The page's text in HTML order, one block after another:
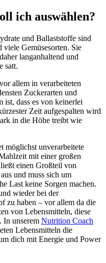
ich auswählen?
und Ballaststoffe sind
Gemüsesorten. Sie
langanhaltend und
satt.
allem in verarbeiteten
Zuckerarten und
ist, dass es von keinerlei
Zeit aufgespalten wird
in die Höhe treibt wie
möglichst unverarbeitete
mit einer großen
einen Großteil von
und muss sich um
Last keine Sorgen machen.
wieder bei der
zu haben – vor allem da die
von Lebensmitteln, diese
In unserem Nutrition Coach
Lebensmitteln die
dich mit Energie und Power